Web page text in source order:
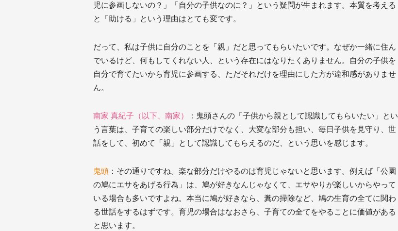
児に参画しないの？」「自分の子供なのに？」という疑問が生まれます。本質を考える
と「助ける」という理由はとても変です。
だって、私は子供に自分のことを「親」だと思ってもらいたいです。なぜか一緒に住ん
でいるけど、何もしてくれない人、という存在にはなりたくありません。自分の子供を
自分で育てたいから育児に参画する、ただそれだけを理由にした方が違和感がありませ
ん。
南家 真紀子（以下、南家）
：鬼頭さんの「子供から親として認識してもらいたい」とい
う言葉は、子育ての楽しい部分だけでなく、大変な部分も担い、毎日子供を見守り、世
話をして、初めて「親」として認識してもらえるのだ、という思いを感じます。
鬼頭 ：その通りですね。楽な部分だけやるのは育児じゃないと思います。例えば「公園
の鳩にエサをあげる行為」は、鳩が好きなんじゃなくて、エサやりが楽しいからやって
いる場合も多いですよね。本当に鳩が好きなら、糞の掃除など、鳩の生育の全てに関わ
る世話をするはずです。育児の場合はなおさら、子育ての全てをやることに価値がある
と思います。